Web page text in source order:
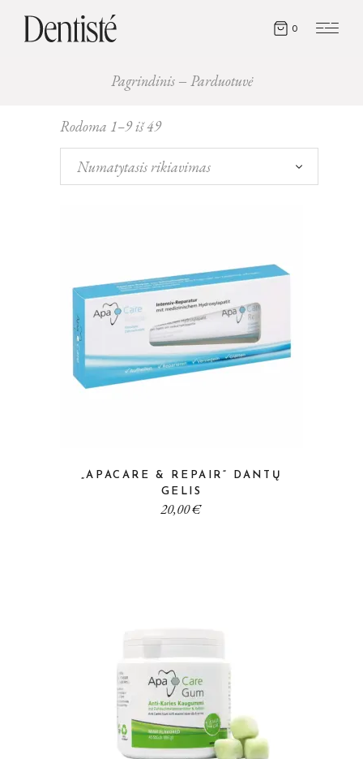
0
Pagrindinis Parduotuvė
Rodoma 1–9 iš 49
Numatytasis rikiavimas
„APACARE & REPAIR“ DANTŲ
GELIS
20,00€